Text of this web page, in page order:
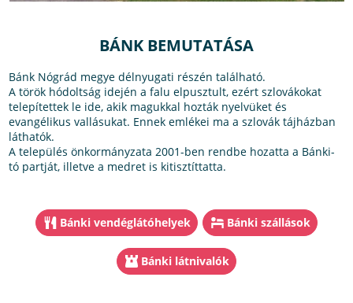
BÁNK BEMUTATÁSA
Bánk Nógrád megye délnyugati részén található.
A török hódoltság idején a falu elpusztult, ezért szlovákokat
telepítettek le ide, akik magukkal hozták nyelvüket és
evangélikus vallásukat. Ennek emlékei ma a szlovák tájházban
láthatók.
A település önkormányzata 2001-ben rendbe hozatta a Bánki-
tó partját, illetve a medret is kitisztíttatta.
Bánki vendéglátóhelyek Bánki szállások
Bánki látnivalók